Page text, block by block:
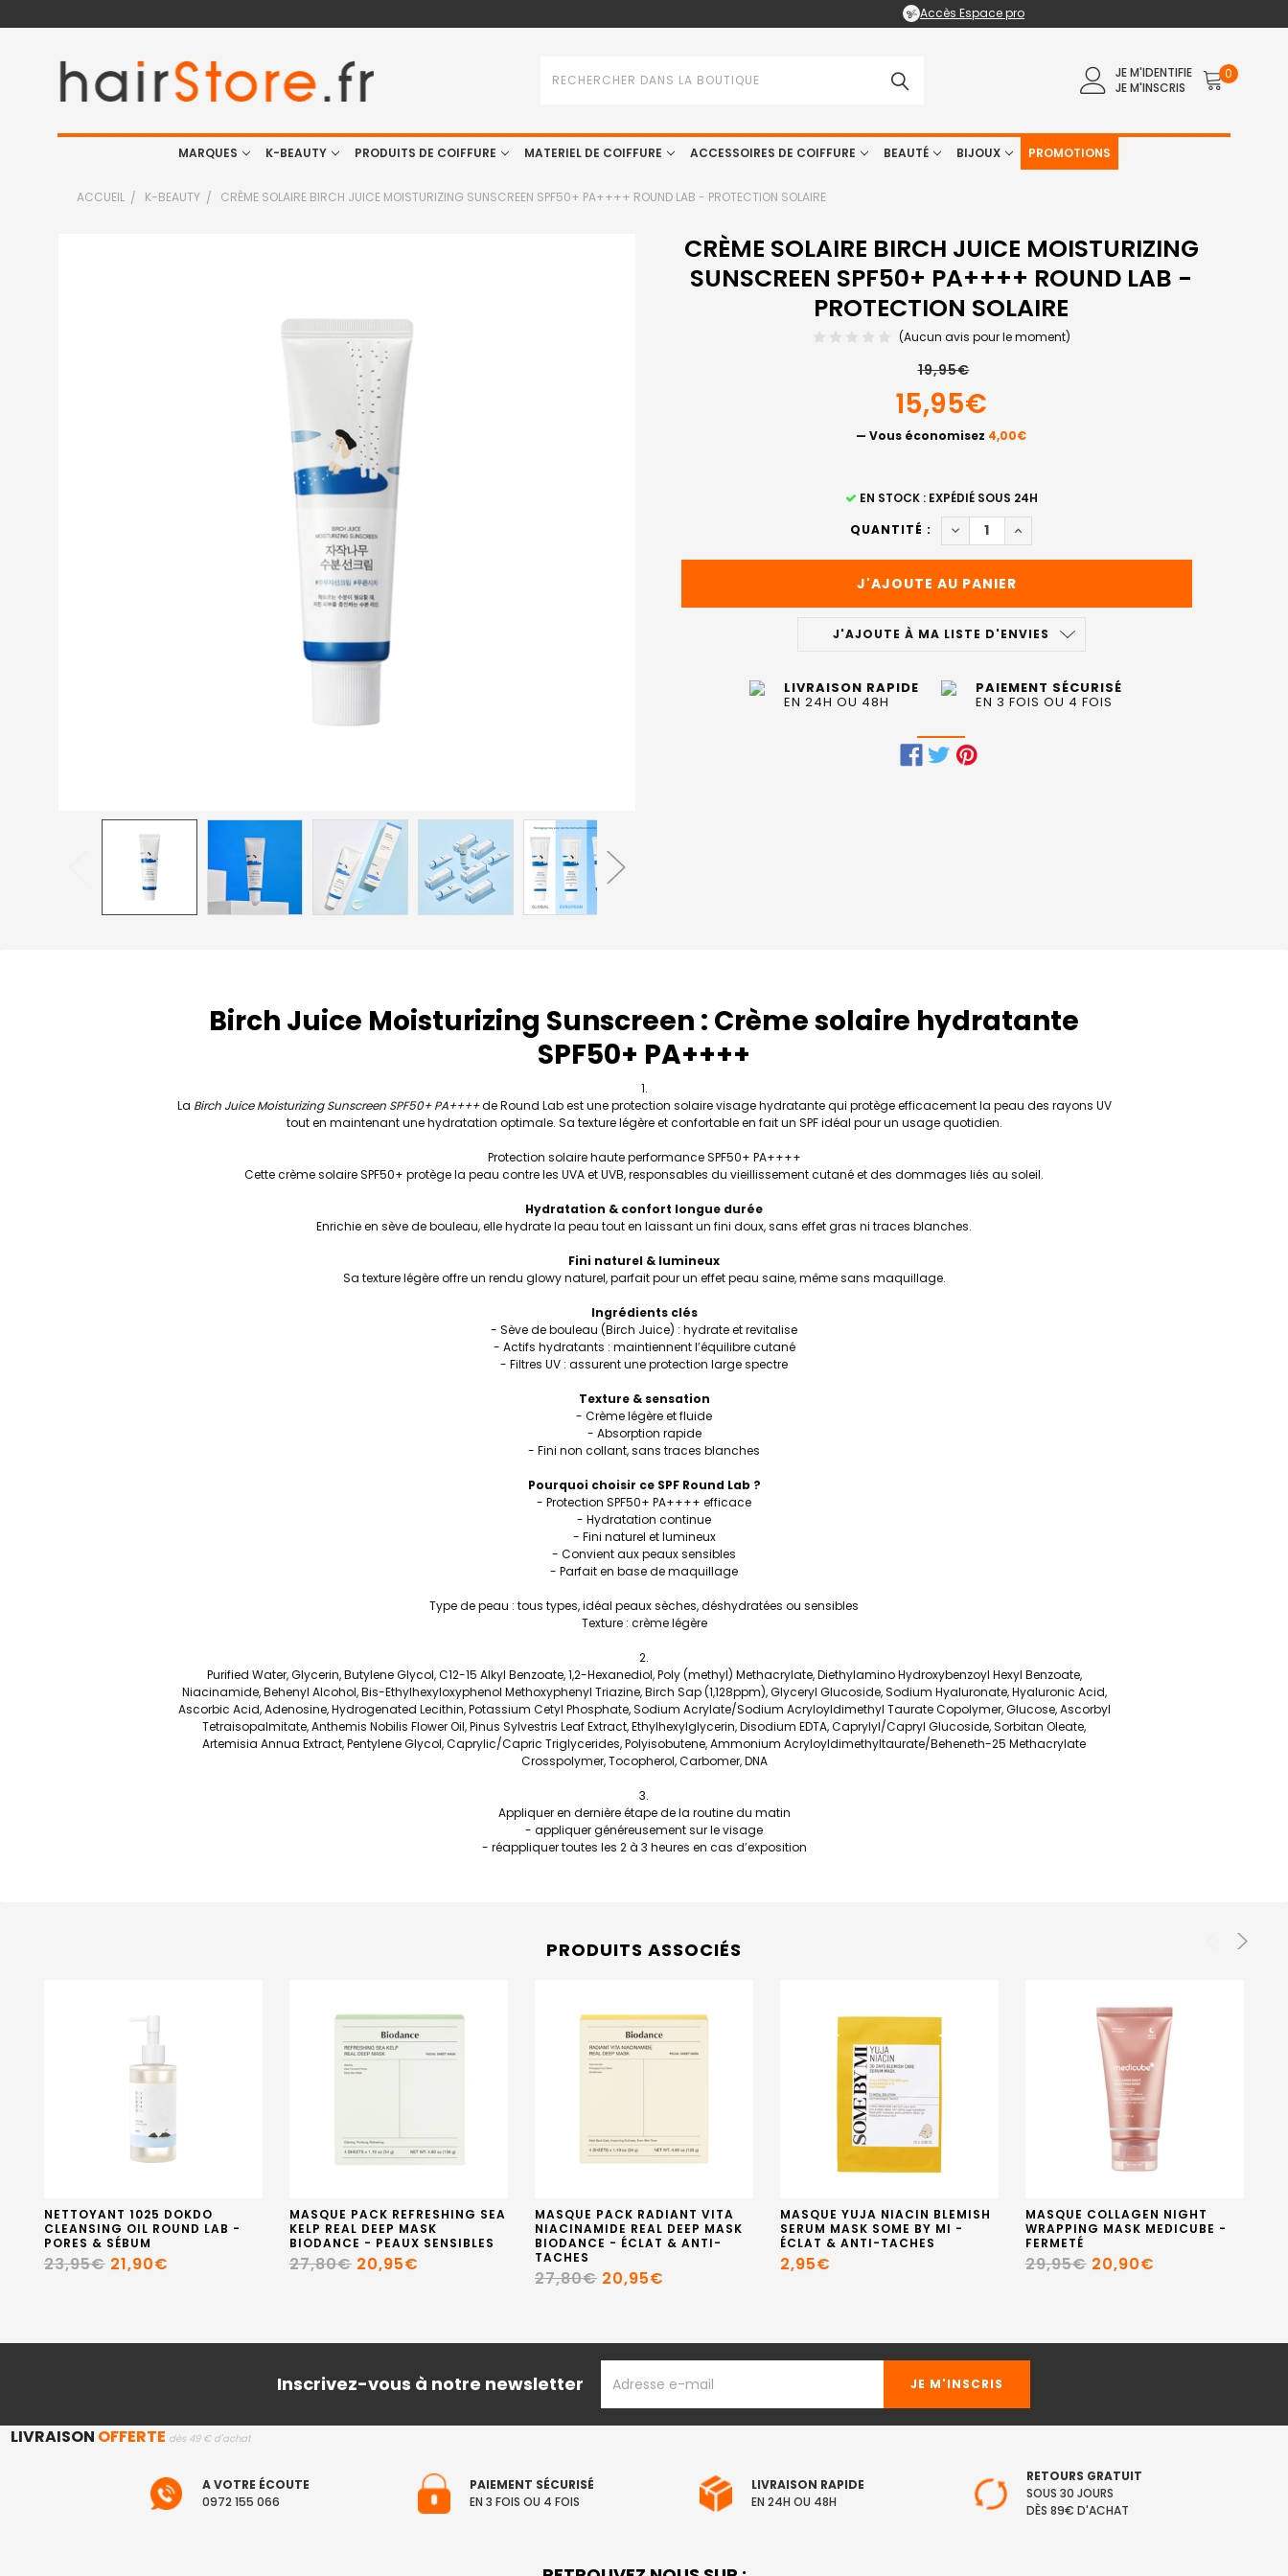
Accès Espace pro
JE M'IDENTIFIE
JE M'INSCRIS
0
MARQUES K-BEAUTY PRODUITS DE COIFFURE MATERIEL DE COIFFURE ACCESSOIRES DE COIFFURE BEAUTÉ BIJOUX PROMOTIONS
ACCUEIL K-BEAUTY CRÈME SOLAIRE BIRCH JUICE MOISTURIZING SUNSCREEN SPF50+ PA++++ ROUND LAB - PROTECTION SOLAIRE
CRÈME SOLAIRE BIRCH JUICE MOISTURIZING
SUNSCREEN SPF50+ PA++++ ROUND LAB -
PROTECTION SOLAIRE
(Aucun avis pour le moment)
19,95€
15,95€
— Vous économisez 4,00€
EN STOCK : EXPÉDIÉ SOUS 24H
QUANTITÉ :
DIMINUER LA QUANTITÉ DE CRÈME SOLAIRE
AUGMENTER LA QUANTITÉ DE CRÈME
J'AJOUTE À MA LISTE D'ENVIES
LIVRAISON RAPIDE
EN 24H OU 48H
PAIEMENT SÉCURISÉ
EN 3 FOIS OU 4 FOIS
Birch Juice Moisturizing Sunscreen : Crème solaire hydratante
SPF50+ PA++++
La Birch Juice Moisturizing Sunscreen SPF50+ PA++++de Round Lab est une protection solaire visage hydratante qui protège efficacement la peau des rayons UV
tout en maintenant une hydratation optimale. Sa texture légère et confortable en fait un SPF idéal pour un usage quotidien.
Protection solaire haute performance SPF50+ PA++++
Cette crème solaire SPF50+ protège la peau contre les UVA et UVB, responsables du vieillissement cutané et des dommages liés au soleil.
Hydratation & confort longue durée
Enrichie en sève de bouleau, elle hydrate la peau tout en laissant un fini doux, sans effet gras ni traces blanches.
Fini naturel & lumineux
Sa texture légère offre un rendu glowy naturel, parfait pour un effet peau saine, même sans maquillage.
Ingrédients clés
- Sève de bouleau (Birch Juice) : hydrate et revitalise
- Actifs hydratants : maintiennent l’équilibre cutané
- Filtres UV : assurent une protection large spectre
Texture & sensation
- Crème légère et fluide
- Absorption rapide
- Fini non collant, sans traces blanches
Pourquoi choisir ce SPF Round Lab ?
- Protection SPF50+ PA++++ efficace
- Hydratation continue
- Fini naturel et lumineux
- Convient aux peaux sensibles
- Parfait en base de maquillage
Type de peau : tous types, idéal peaux sèches, déshydratées ou sensibles
Texture : crème légère
Purified Water, Glycerin, Butylene Glycol, C12-15 Alkyl Benzoate, 1,2-Hexanediol, Poly (methyl) Methacrylate, Diethylamino Hydroxybenzoyl Hexyl Benzoate,
Niacinamide, Behenyl Alcohol, Bis-Ethylhexyloxyphenol Methoxyphenyl Triazine, Birch Sap (1,128ppm), Glyceryl Glucoside, Sodium Hyaluronate, Hyaluronic Acid,
Ascorbic Acid, Adenosine, Hydrogenated Lecithin, Potassium Cetyl Phosphate, Sodium Acrylate/Sodium Acryloyldimethyl Taurate Copolymer, Glucose, Ascorbyl
Tetraisopalmitate, Anthemis Nobilis Flower Oil, Pinus Sylvestris Leaf Extract, Ethylhexylglycerin, Disodium EDTA, Caprylyl/Capryl Glucoside, Sorbitan Oleate,
Artemisia Annua Extract, Pentylene Glycol, Caprylic/Capric Triglycerides, Polyisobutene, Ammonium Acryloyldimethyltaurate/Beheneth-25 Methacrylate
Crosspolymer, Tocopherol, Carbomer, DNA
Appliquer en dernière étape de la routine du matin
- appliquer généreusement sur le visage
- réappliquer toutes les 2 à 3 heures en cas d’exposition
PRODUITS ASSOCIÉS
NETTOYANT 1025 DOKDO
CLEANSING OIL ROUND LAB -
PORES & SÉBUM
23,95€ 21,90€
MASQUE PACK REFRESHING SEA
KELP REAL DEEP MASK
BIODANCE - PEAUX SENSIBLES
27,80€ 20,95€
MASQUE PACK RADIANT VITA
NIACINAMIDE REAL DEEP MASK
BIODANCE - ÉCLAT & ANTI-
TACHES
27,80€ 20,95€
MASQUE YUJA NIACIN BLEMISH
SERUM MASK SOME BY MI -
ÉCLAT & ANTI-TACHES
2,95€
MASQUE COLLAGEN NIGHT
WRAPPING MASK MEDICUBE -
FERMETÉ
29,95€ 20,90€
Inscrivez-vous à notre newsletter
EMAIL
LIVRAISON OFFERTE dès 49 € d'achat
A VOTRE ÉCOUTE
0972 155 066
PAIEMENT SÉCURISÉ
EN 3 FOIS OU 4 FOIS
LIVRAISON RAPIDE
EN 24H OU 48H
RETOURS GRATUIT
SOUS 30 JOURS
DÈS 89€ D'ACHAT